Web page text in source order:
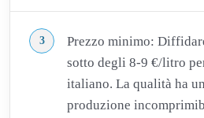
Prezzo minimo:
sotto degli 8-9 €/litro
italiano. La qualità ha
produzione